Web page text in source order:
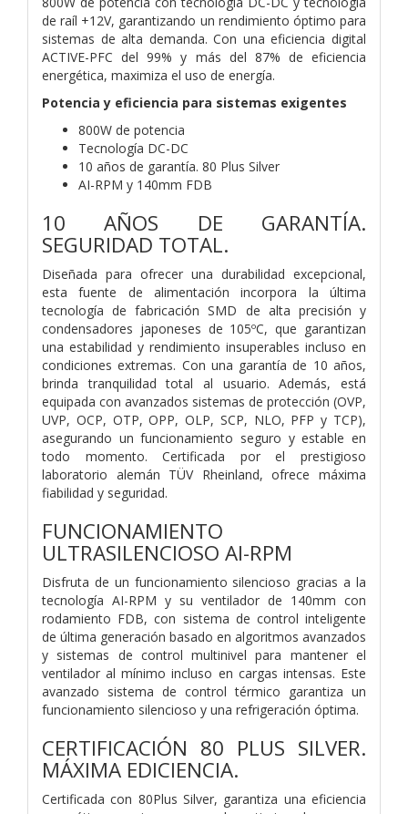
de raíl +12V, garantizando un rendimiento óptimo para
sistemas de alta demanda. Con una eficiencia digital
ACTIVE-PFC del 99% y más del 87% de eficiencia
energética, maximiza el uso de energía.
Potencia y eficiencia para sistemas exigentes
800W de potencia
Tecnología DC-DC
10 años de garantía. 80 Plus Silver
AI-RPM y 140mm FDB
10 AÑOS DE GARANTÍA.
SEGURIDAD TOTAL.
Diseñada para ofrecer una durabilidad excepcional,
esta fuente de alimentación incorpora la última
tecnología de fabricación SMD de alta precisión y
condensadores japoneses de 105ºC, que garantizan
una estabilidad y rendimiento insuperables incluso en
condiciones extremas. Con una garantía de 10 años,
brinda tranquilidad total al usuario. Además, está
equipada con avanzados sistemas de protección (OVP,
UVP, OCP, OTP, OPP, OLP, SCP, NLO, PFP y TCP),
asegurando un funcionamiento seguro y estable en
todo momento. Certificada por el prestigioso
laboratorio alemán TÜV Rheinland, ofrece máxima
fiabilidad y seguridad.
FUNCIONAMIENTO
ULTRASILENCIOSO AI-RPM
Disfruta de un funcionamiento silencioso gracias a la
tecnología AI-RPM y su ventilador de 140mm con
rodamiento FDB, con sistema de control inteligente
de última generación basado en algoritmos avanzados
y sistemas de control multinivel para mantener el
ventilador al mínimo incluso en cargas intensas. Este
avanzado sistema de control térmico garantiza un
funcionamiento silencioso y una refrigeración óptima.
CERTIFICACIÓN 80 PLUS SILVER.
MÁXIMA EDICIENCIA.
Certificada con 80Plus Silver, garantiza una eficiencia